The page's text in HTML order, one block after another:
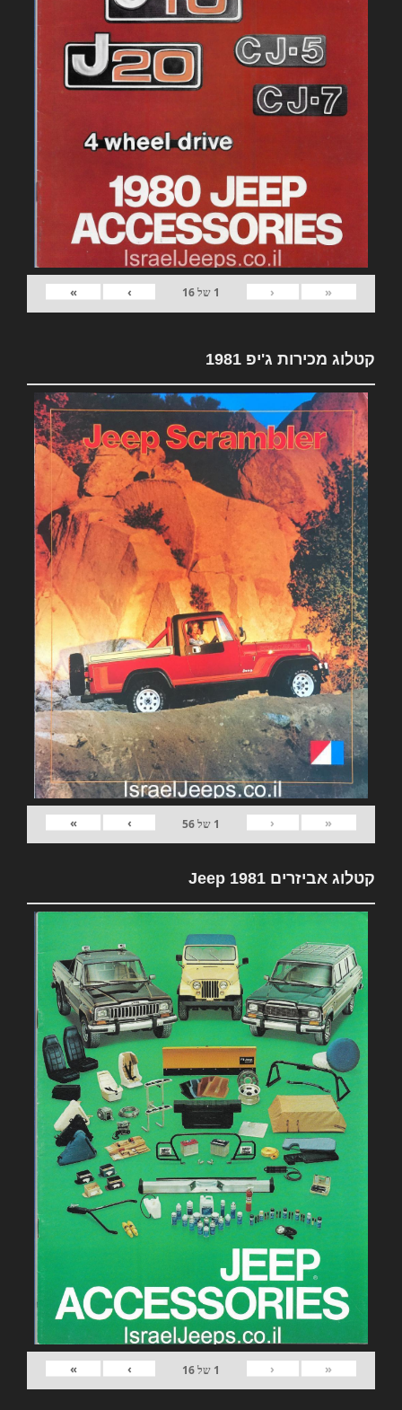
«
‹
1 של16
›
»
קטלוג מכירות ג'יפ 1981
«
‹
1 של56
›
»
קטלוג אביזרים 1981 Jeep
«
‹
1 של16
›
»